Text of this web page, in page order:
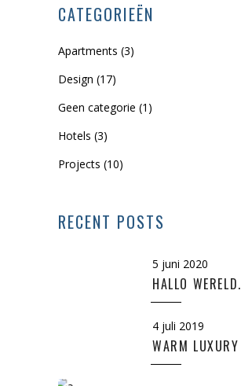
CATEGORIEËN
Apartments (3)
Design (17)
Geen categorie (1)
Hotels (3)
Projects (10)
RECENT POSTS
5 juni 2020
HALLO WERELD.
4 juli 2019
WARM LUXURY